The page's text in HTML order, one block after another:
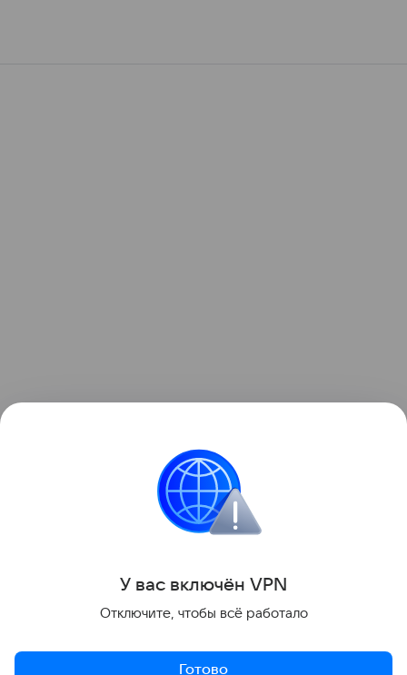
У вас включён VPN
Отключите, чтобы всё работало
Готово